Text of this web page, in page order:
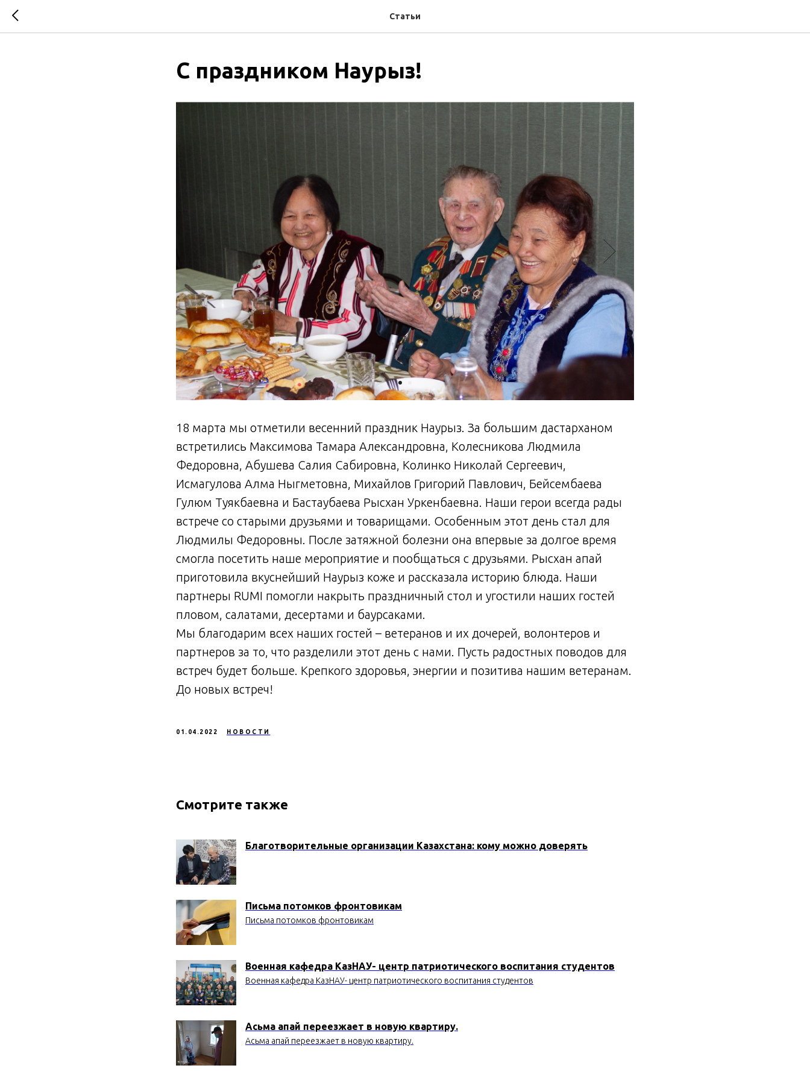
Статьи
С праздником Наурыз!
18 марта мы отметили весенний праздник Наурыз. За большим дастарханом
встретились Максимова Тамара Александровна, Колесникова Людмила
Федоровна, Абушева Салия Сабировна, Колинко Николай Сергеевич,
Исмагулова Алма Ныгметовна, Михайлов Григорий Павлович, Бейсембаева
Гулюм Туякбаевна и Бастаубаева Рысхан Уркенбаевна. Наши герои всегда рады
встрече со старыми друзьями и товарищами. Особенным этот день стал для
Людмилы Федоровны. После затяжной болезни она впервые за долгое время
смогла посетить наше мероприятие и пообщаться с друзьями. Рысхан апай
приготовила вкуснейший Наурыз коже и рассказала историю блюда. Наши
партнеры RUMI помогли накрыть праздничный стол и угостили наших гостей
пловом, салатами, десертами и баурсаками.
Мы благодарим всех наших гостей – ветеранов и их дочерей, волонтеров и
партнеров за то, что разделили этот день с нами. Пусть радостных поводов для
встреч будет больше. Крепкого здоровья, энергии и позитива нашим ветеранам.
До новых встреч!
01.04.2022 НОВОСТИ
Смотрите также
Благотворительные организации Казахстана: кому можно доверять
Письма потомков фронтовикам
Письма потомков фронтовикам
Военная кафедра КазНАУ- центр патриотического воспитания студентов
Военная кафедра КазНАУ- центр патриотического воспитания студентов
Асьма апай переезжает в новую квартиру.
Асьма апай переезжает в новую квартиру.